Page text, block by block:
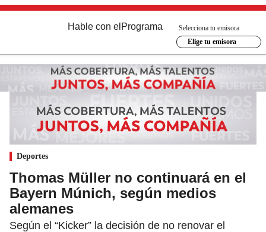
Hable con el Programa
Selecciona tu emisora
Elige tu emisora
Deportes
Thomas Müller no continuará en el
Bayern Múnich, según medios
alemanes
Según el “Kicker” la decisión de no renovar el